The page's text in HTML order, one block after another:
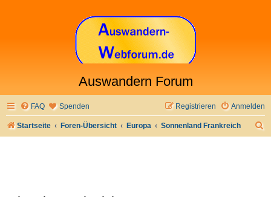
Auswandern Forum
FAQ Spenden Anmelden
Registrieren
Startseite Foren-Übersicht Europa Sonnenland Frankreich